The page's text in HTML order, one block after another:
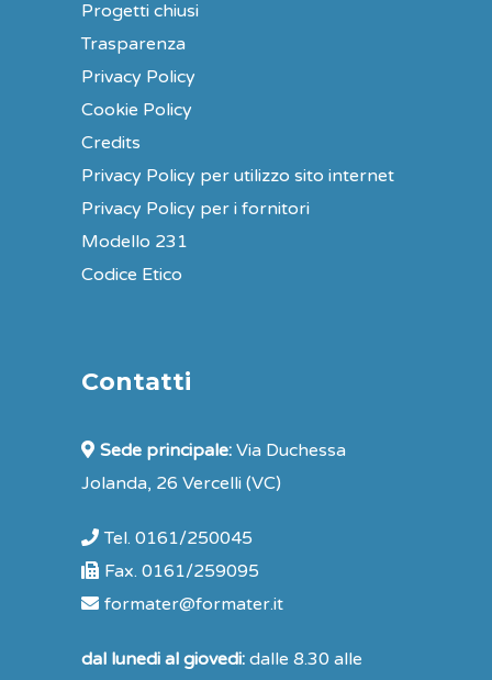
Progetti chiusi
Trasparenza
Privacy Policy
Cookie Policy
Credits
Privacy Policy per utilizzo sito internet
Privacy Policy per i fornitori
Modello 231
Codice Etico
Contatti
Sede principale: Via Duchessa
Jolanda, 26 Vercelli (VC)
Tel. 0161/250045
Fax. 0161/259095
formater@formater.it
dal lunedi al giovedi: dalle 8.30 alle